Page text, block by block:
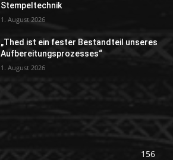
Stempeltechnik
1. August 2026
„Thed ist ein fester Bestandteil unseres
Aufbereitungsprozesses“
1. August 2026
156